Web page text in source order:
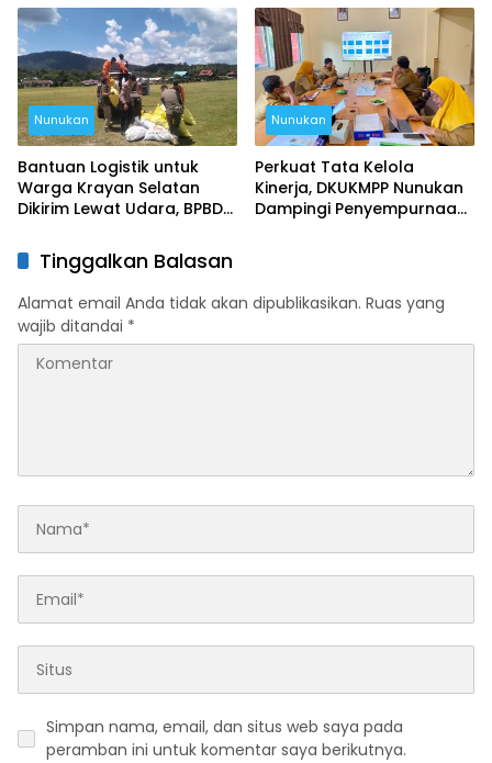
Nunukan
Bantuan Logistik untuk
Warga Krayan Selatan
Dikirim Lewat Udara, BPBD
Penerbangan
Nunukan
Perkuat Tata Kelola
Kinerja, DKUKMPP Nunukan
Dampingi Penyempurnaan
Tinggalkan Balasan
Alamat email Anda tidak akan dipublikasikan. Ruas yang
wajib ditandai *
Simpan nama, email, dan situs web saya pada
peramban ini untuk komentar saya berikutnya.